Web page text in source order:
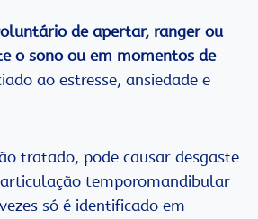
de apertar, ranger ou
o sono ou em momentos de
ao estresse, ansiedade e
tratado, pode causar desgaste
temporomandibular
só é identificado em